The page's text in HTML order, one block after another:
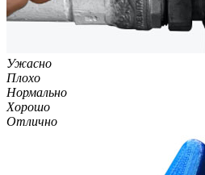
Ужасно
Плохо
Нормально
Хорошо
Отлично